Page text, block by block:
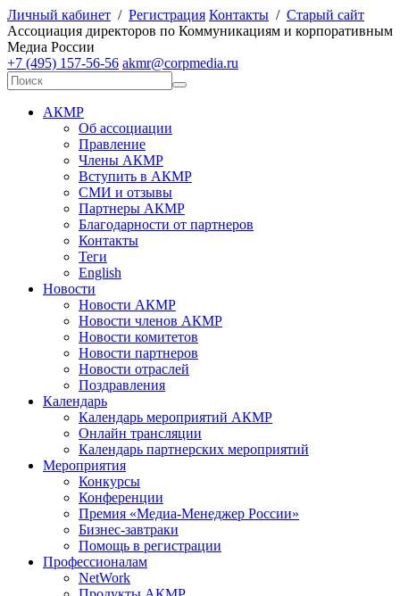
Личный кабинет / Регистрация Контакты / Старый сайт
Ассоциация директоров по Коммуникациям и корпоративным
Медиа России
+7 (495) 157-56-56 akmr@corpmedia.ru
АКМР
Об ассоциации
Правление
Члены АКМР
Вступить в АКМР
СМИ и отзывы
Партнеры АКМР
Благодарности от партнеров
Контакты
Теги
English
Новости
Новости АКМР
Новости членов АКМР
Новости комитетов
Новости партнеров
Новости отраслей
Поздравления
Календарь
Календарь мероприятий АКМР
Онлайн трансляции
Календарь партнерских мероприятий
Мероприятия
Конкурсы
Конференции
Премия «Медиа-Менеджер России»
Бизнес-завтраки
Помощь в регистрации
Профессионалам
NetWork